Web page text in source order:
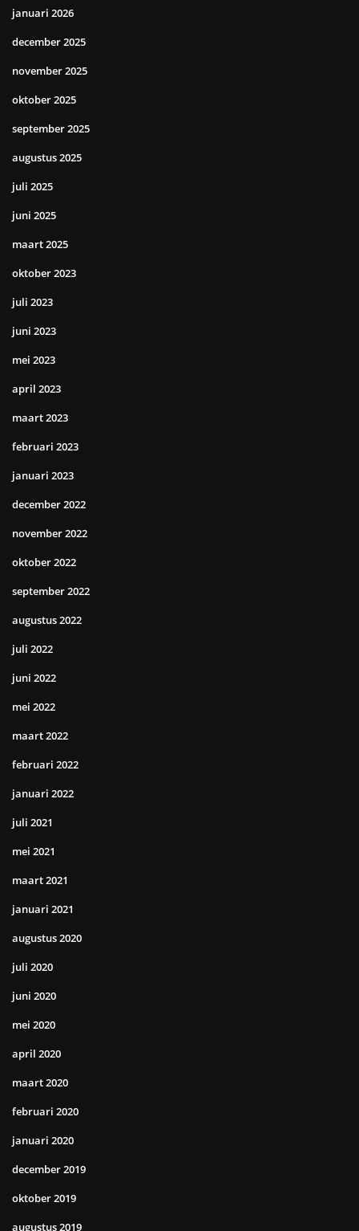
januari 2026
december 2025
november 2025
oktober 2025
september 2025
augustus 2025
juli 2025
juni 2025
maart 2025
oktober 2023
juli 2023
juni 2023
mei 2023
april 2023
maart 2023
februari 2023
januari 2023
december 2022
november 2022
oktober 2022
september 2022
augustus 2022
juli 2022
juni 2022
mei 2022
maart 2022
februari 2022
januari 2022
juli 2021
mei 2021
maart 2021
januari 2021
augustus 2020
juli 2020
juni 2020
mei 2020
april 2020
maart 2020
februari 2020
januari 2020
december 2019
oktober 2019
augustus 2019